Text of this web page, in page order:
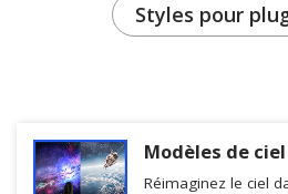
Styles pour
Modèles de ciel
Réimaginez le ciel